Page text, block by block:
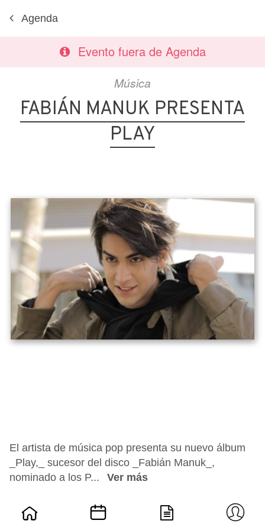
Agenda
Evento fuera de Agenda
Música
FABIÁN MANUK PRESENTA
PLAY
El artista de música pop presenta su nuevo álbum
_Play,_ sucesor del disco _Fabián Manuk_,
nominado a los P...
Ver más